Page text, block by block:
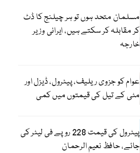
مسلمان متحد ہوں تو ہر چیلنج کا ڈٹ
کر مقابلہ کر سکتے ہیں، ایرانی وزیر
خارجہ
عوام کو جزوی ریلیف، پیٹرول، ڈیزل اور
مٹی کے تیل کی قیمتوں میں کمی
پیٹرول کی قیمت 228 روپے فی لیٹر کی
جائے، حافظ نعیم الرحمان